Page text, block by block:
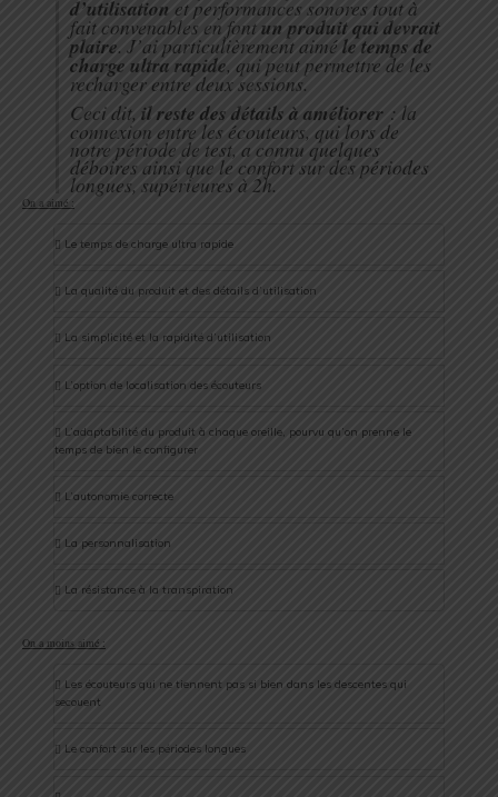
d’utilisation et performances sonores tout à
fait convenables en fontun produit qui devrait
plaire. J’ai particulièrement aiméle temps de
charge ultra rapide, qui peut permettre de les
recharger entre deux sessions.
Ceci dit, il reste des détails à améliorer : la
connexion entre les écouteurs, qui lors de
notre période de test, a connu quelques
déboires ainsi que le confort sur des périodes
longues, supérieures à 2h.
On a aimé :
Le temps de charge ultra rapide
La qualité du produit et des détails d’utilisation
La simplicité et la rapidité d’utilisation
L’option de localisation des écouteurs
L’adaptabilité du produit à chaque oreille, pourvu qu’on prenne le
temps de bien le configurer
L’autonomie correcte
La personnalisation
La résistance à la transpiration
On a moins aimé :
Les écouteurs qui ne tiennent pas si bien dans les descentes qui
secouent
Le confort sur les périodes longues